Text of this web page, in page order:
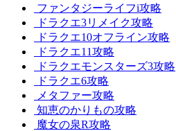
ファンタジーライフi攻略
ドラクエ3リメイク攻略
ドラクエ10オフライン攻略
ドラクエ11攻略
ドラクエモンスターズ3攻略
ドラクエ6攻略
メタファー攻略
知恵のかりもの攻略
魔女の泉R攻略